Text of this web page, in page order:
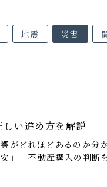
地震 災害
い進め方を解説
がどれほどあるのか
」 不動産購入の判断